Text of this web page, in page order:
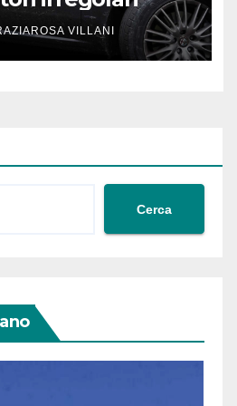
VILLANI
Cerca